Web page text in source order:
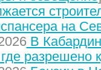
на
В
разрешено